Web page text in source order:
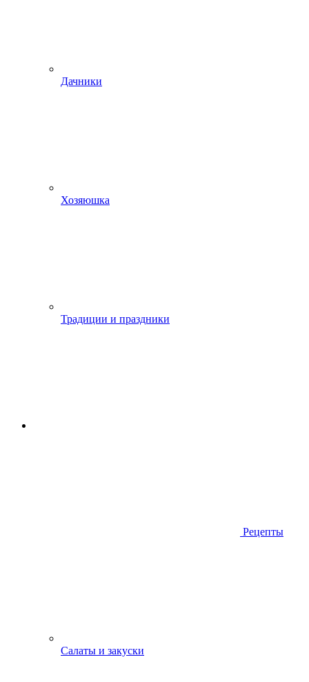
Дачники
Хозяюшка
Традиции и праздники
Рецепты
Салаты и закуски